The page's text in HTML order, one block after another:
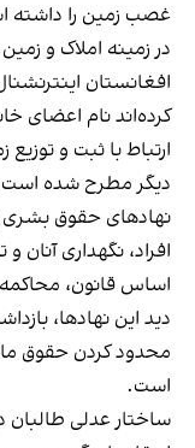
غصب زمین را داشته
در زمینه املاک و
افغانستان
کرده‌اند نام اعضای
ارتباط با ثبت و
دیگر مطرح شده
نهادهای حقوق بشری
افراد، نگهداری آنان
اساس قانون،
دید این نهادها،
محدود کردن حقوق
است.
ساختار عدلی طالبان